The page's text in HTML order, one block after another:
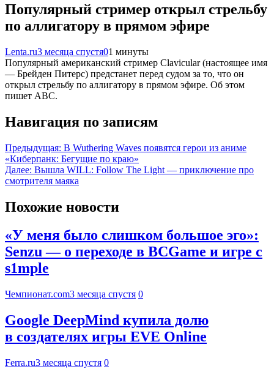
Популярный стример открыл стрельбу
по аллигатору в прямом эфире
Lenta.ru3 месяца спустя01 минуты
Популярный американский стример Clavicular (настоящее имя
— Брейден Питерс) предстанет перед судом за то, что он
открыл стрельбу по аллигатору в прямом эфире. Об этом
пишет ABC.
Навигация по записям
Предыдущая: В Wuthering Waves появятся герои из аниме
«Киберпанк: Бегущие по краю»
Далее: Вышла WILL: Follow The Light — приключение про
смотрителя маяка
Похожие новости
«У меня было слишком большое эго»:
Senzu — о переходе в BCGame и игре с
s1mple
Чемпионат.com3 месяца спустя 0
Google DeepMind купила долю
в создателях игры EVE Online
Ferra.ru3 месяца спустя 0